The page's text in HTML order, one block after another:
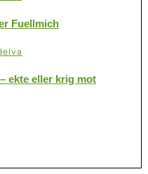
Fuellmich
ekte eller krig mot